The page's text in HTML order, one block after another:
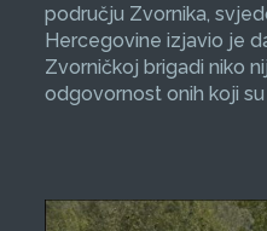
području Zvornika,
Hercegovine izjavio je
Zvorničkoj brigadi niko
odgovornost onih koji